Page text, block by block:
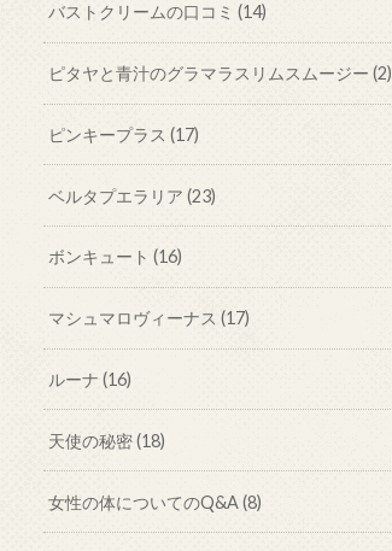
バストクリームの口コミ(14)
ピタヤと青汁のグラマラスリムスムージー(2)
ピンキープラス(17)
ベルタプエラリア(23)
ボンキュート(16)
マシュマロヴィーナス(17)
ルーナ(16)
天使の秘密(18)
女性の体についてのQ&A(8)